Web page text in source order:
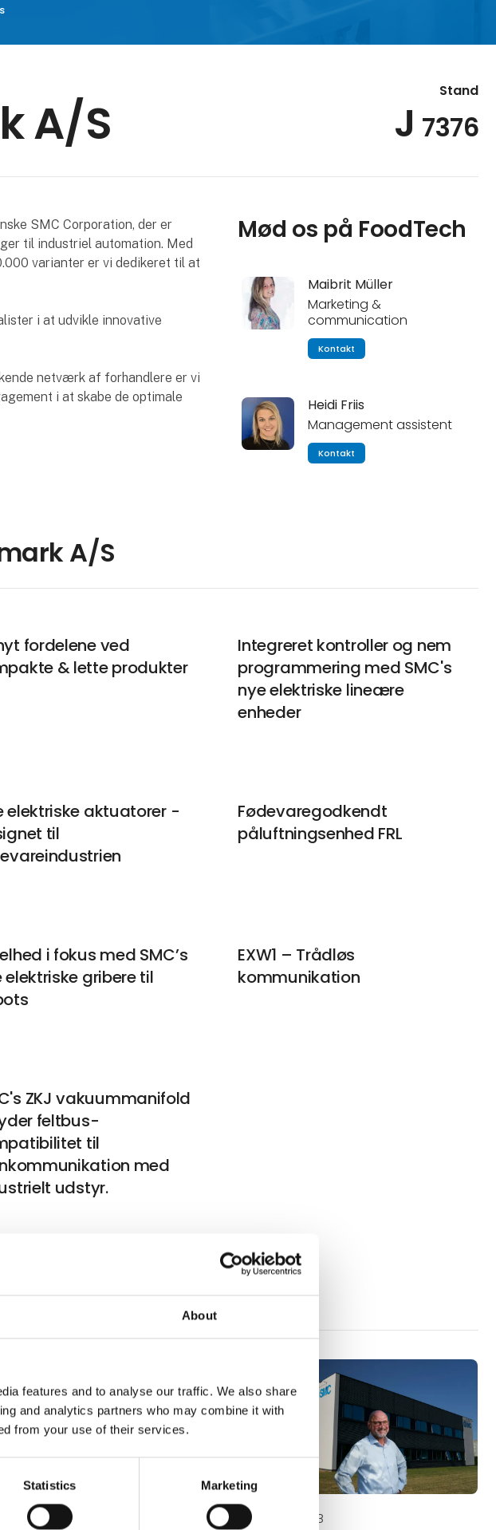
About
features and to analyse our traffic. We also share
and analytics partners who may combine it with
from your use of their services.
Statistics Marketing
A/S
Stand
J 7376
SMC Corporation, der er
til industriel automation. Med
varianter er vi dedikeret til at
i at udvikle innovative
netværk af forhandlere er vi
i at skabe de optimale
Mød os på FoodTech
Maibrit Müller
Marketing &
communication
Kontakt
Heidi Friis
Management assistent
Kontakt
A/S
fordelene ved
& lette produkter
Integreret kontroller og nem
programmering med SMC's
nye elektriske lineære
enheder
elektriske aktuatorer -
til
Fødevaregodkendt
påluftningsenhed FRL
i fokus med SMC’s
elektriske gribere til
EXW1 – Trådløs
kommunikation
ZKJ vakuummanifold
feltbus-
til
med
udstyr.
A/S
2023 23. august 2023